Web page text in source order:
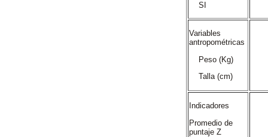
SI
Variables
antropométricas
Peso (Kg)
Talla (cm)
Indicadores
Promedio de
puntaje Z